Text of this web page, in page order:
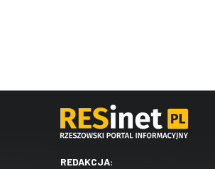
REDAKCJA: